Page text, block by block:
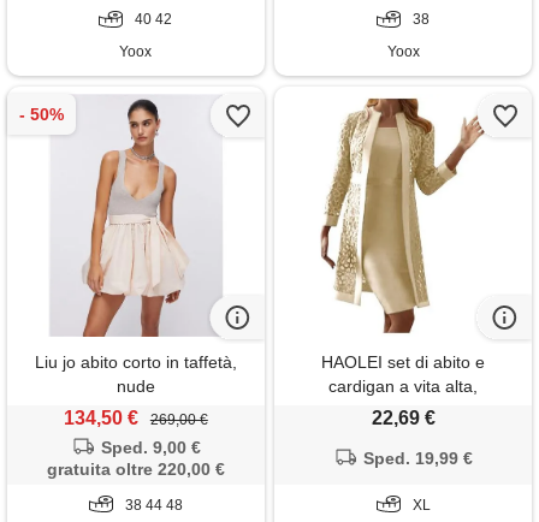
40 42
Yoox
38
Yoox
Liu jo abito corto in taffetà,
nude
134,50 € 269,00 €
Sped. 9,00 €
gratuita oltre 220,00 €
38 44 48
HAOLEI set di abito e
cardigan a vita alta,
traspirante da donna vestito a
per banchetto e cerimonia,
estate, confortevole
22,69 €
Sped. 19,99 €
XL